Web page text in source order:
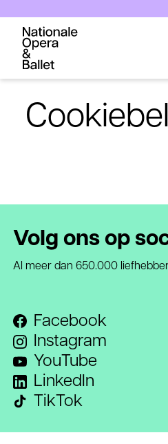
en
naar
Volg ons op
Al meer dan 650.000
Facebook
Instagram
YouTube
LinkedIn
TikTok